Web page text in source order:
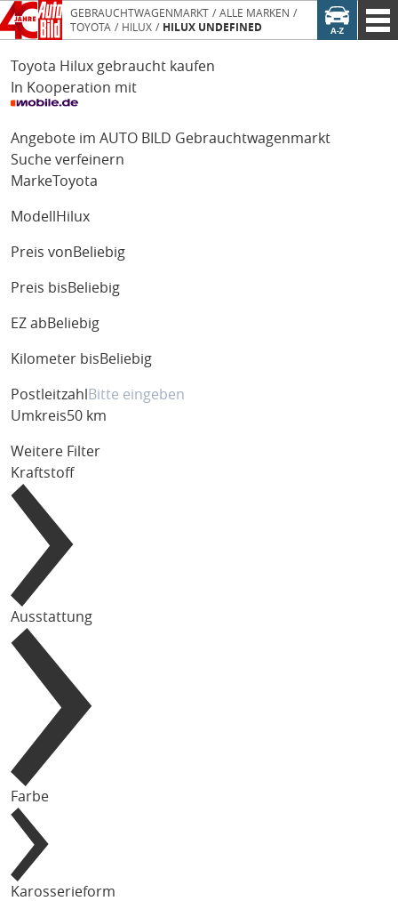
GEBRAUCHTWAGENMARKT
ALLE MARKEN
TOYOTA
HILUX HILUX UNDEFINED
Toyota Hilux gebraucht kaufen
In Kooperation mit
Angebote im AUTO BILD Gebrauchtwagenmarkt
Suche verfeinern
MarkeToyota
Modell Hilux
Preis von Beliebig
Preis bis Beliebig
EZ ab Beliebig
Kilometer bis Beliebig
Postleitzahl
Umkreis50 km
Weitere Filter
Kraftstoff
Ausstattung
Farbe
Karosserieform